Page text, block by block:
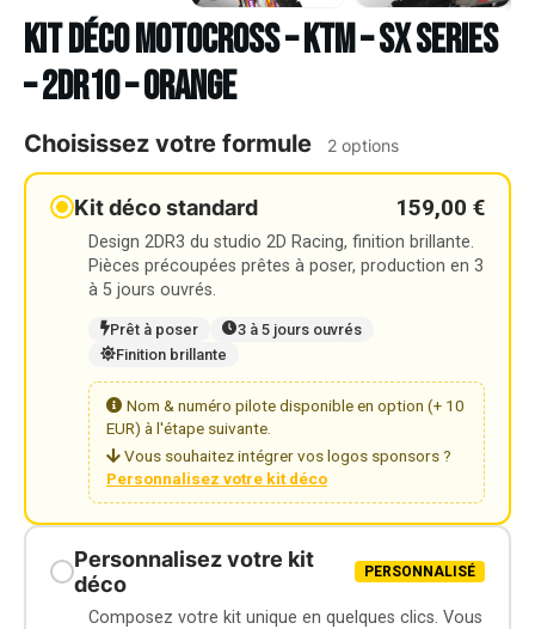
Kit déco Motocross – KTM – SX SERIES
– 2DR10 – ORANGE
Choisissez votre formule 2 options
Kit déco standard 159,00 €
Design 2DR3 du studio 2D Racing, finition brillante.
Pièces précoupées prêtes à poser, production en 3
à 5 jours ouvrés.
Prêt à poser
3 à 5 jours ouvrés
Finition brillante
Nom & numéro pilote disponible en option (+ 10
EUR) à l'étape suivante.
Vous souhaitez intégrer vos logos sponsors ?
Personnalisez votre kit déco
Personnalisez votre kit
déco
PERSONNALISÉ
Composez votre kit unique en quelques clics. Vous